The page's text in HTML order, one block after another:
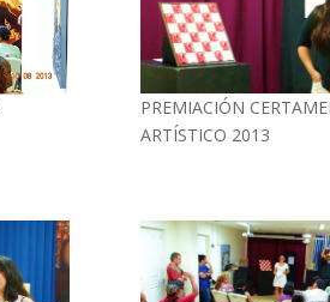
PREMIACIÓN
ARTÍSTICO 2013